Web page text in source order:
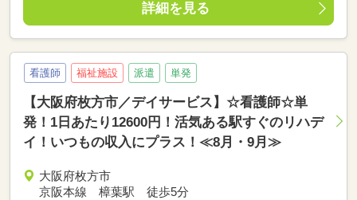
詳細を見る
看護師 福祉施設 派遣 単発
【大阪府枚方市／デイサービス】☆看護師☆単
発！1日あたり12600円！活気ある駅すぐのリハデ
イ！いつもの収入にプラス！≪8月・9月≫
大阪府枚方市
京阪本線 樟葉駅 徒歩5分